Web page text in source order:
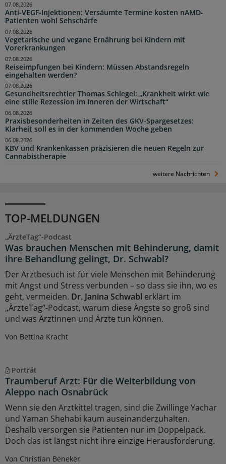
Anti-VEGF-Injektionen: Versäumte Termine kosten nAMD-
Patienten wohl Sehschärfe
07.08.2026
Vegetarische und vegane Ernährung bei Kindern mit
Vorerkrankungen
07.08.2026
Reiseimpfungen bei Kindern: Müssen Abstandsregeln
eingehalten werden?
07.08.2026
Gesundheitsrechtler Thomas Schlegel: „Krankheit wirkt wie
eine stille Rezession im Inneren der Wirtschaft“
07.08.2026
Praxisbesonderheiten in Zeiten des GKV-Spargesetzes:
Klarheit soll es in der kommenden Woche geben
06.08.2026
KBV und Krankenkassen präzisieren die neuen Regeln zur
Cannabistherapie
06.08.2026
weitere Nachrichten
TOP-MELDUNGEN
„ÄrzteTag“-Podcast
Was brauchen Menschen mit Behinderung, damit
ihre Behandlung gelingt, Dr. Schwabl?
Der Arztbesuch ist für viele Menschen mit Behinderung
mit Angst und Stress verbunden – so dass sie ihn, wo es
geht, vermeiden. Dr. Janina Schwabl erklärt im
„ÄrzteTag“-Podcast, warum diese Ängste so groß sind
und was Ärztinnen und Ärzte tun können.
Von Bettina Kracht
Porträt
Traumberuf Arzt: Für die Weiterbildung von
Aleppo nach Osnabrück
Wenn sie den Arztkittel tragen, sind die Zwillinge Yachar
und Yaman Shehabi kaum auseinanderzuhalten.
Deshalb versorgen sie Patienten nur im Doppelpack.
Doch das ist längst nicht ihre einzige Herausforderung.
Von Christian Beneker